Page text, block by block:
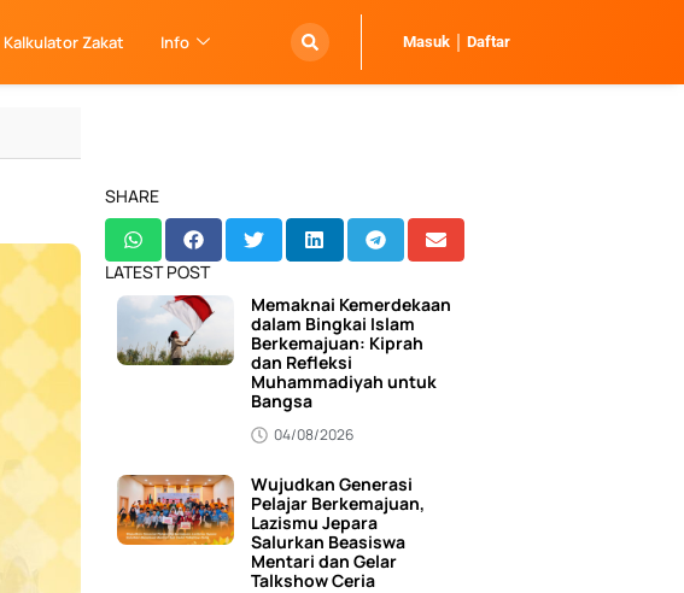
Kalkulator Zakat Info Masuk Daftar
SHARE
LATEST POST
Memaknai Kemerdekaan
dalam Bingkai Islam
Berkemajuan: Kiprah
dan Refleksi
Muhammadiyah untuk
Bangsa
04/08/2026
Wujudkan Generasi
Pelajar Berkemajuan,
Lazismu Jepara
Salurkan Beasiswa
Mentari dan Gelar
Talkshow Ceria